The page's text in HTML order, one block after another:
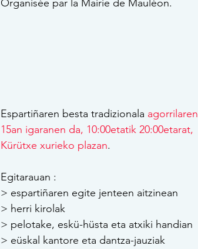
Organisée par la Mairie de Mauléon.
Espartiñaren besta tradizionala agorrilaren
15an igaranen da, 10:00etatik 20:00etarat,
Kürütxe xurieko plazan.
Egitarauan :
> espartiñaren egite jenteen aitzinean
> herri kirolak
> pelotake, eskü-hüsta eta atxiki handian
> eüskal kantore eta dantza-jauziak